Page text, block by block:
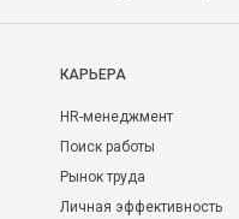
КАРЬЕРА
HR-менеджмент
Поиск работы
Рынок труда
Личная эффективность